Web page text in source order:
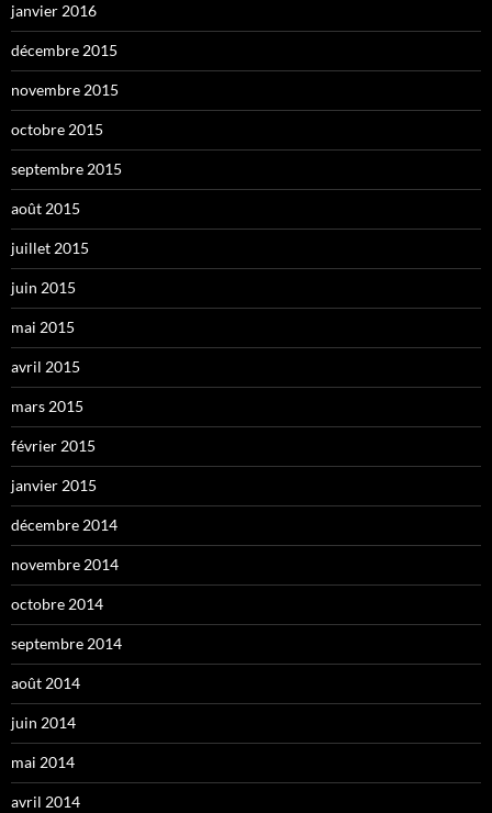
janvier 2016
décembre 2015
novembre 2015
octobre 2015
septembre 2015
août 2015
juillet 2015
juin 2015
mai 2015
avril 2015
mars 2015
février 2015
janvier 2015
décembre 2014
novembre 2014
octobre 2014
septembre 2014
août 2014
juin 2014
mai 2014
avril 2014